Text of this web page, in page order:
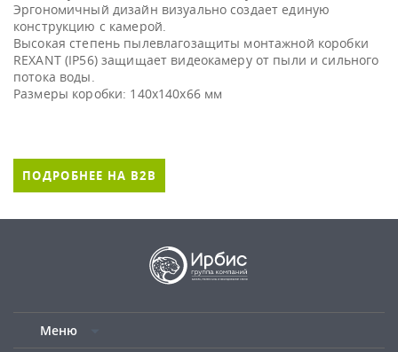
Эргономичный дизайн визуально создает единую
конструкцию с камерой.
Высокая степень пылевлагозащиты монтажной коробки
REXANT (IP56) защищает видеокамеру от пыли и сильного
потока воды.
Размеры коробки: 140х140х66 мм
ПОДРОБНЕЕ НА B2B
Меню